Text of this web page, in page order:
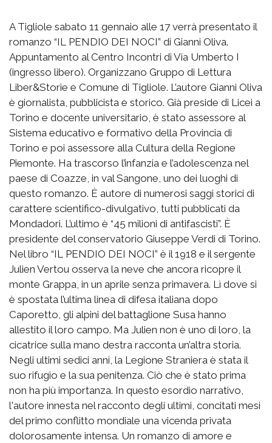
A Tigliole sabato 11 gennaio alle 17 verrà presentato il
romanzo “IL PENDIO DEI NOCI” di Gianni Oliva.
Appuntamento al Centro Incontri di Via Umberto I
(ingresso libero). Organizzano Gruppo di Lettura
Liber&Storie e Comune di Tigliole. L’autore Gianni Oliva
è giornalista, pubblicista e storico. Già preside di Licei a
Torino e docente universitario, è stato assessore al
Sistema educativo e formativo della Provincia di
Torino e poi assessore alla Cultura della Regione
Piemonte. Ha trascorso l’infanzia e l’adolescenza nel
paese di Coazze, in val Sangone, uno dei luoghi di
questo romanzo. È autore di numerosi saggi storici di
carattere scientifico-divulgativo, tutti pubblicati da
Mondadori. L’ultimo è “45 milioni di antifascisti”. È
presidente del conservatorio Giuseppe Verdi di Torino.
Nel libro “IL PENDIO DEI NOCI” è il 1918 e il sergente
Julien Vertou osserva la neve che ancora ricopre il
monte Grappa, in un aprile senza primavera. Lì dove si
è spostata l’ultima linea di difesa italiana dopo
Caporetto, gli alpini del battaglione Susa hanno
allestito il loro campo. Ma Julien non è uno di loro, la
cicatrice sulla mano destra racconta un’altra storia.
Negli ultimi sedici anni, la Legione Straniera è stata il
suo rifugio e la sua penitenza. Ciò che è stato prima
non ha più importanza. In questo esordio narrativo,
l'autore innesta nel racconto degli ultimi, concitati mesi
del primo conflitto mondiale una vicenda privata
dolorosamente intensa. Un romanzo di amore e